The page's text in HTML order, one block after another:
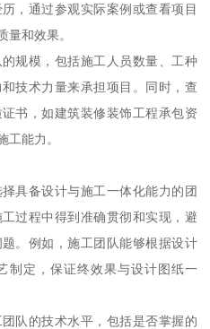
，通过参观实际案例或查看项目
量和效果。
规模，包括施工人员数量、工种
技术力量来承担项目。同时，查
书，如建筑装修装饰工程承包资
工能力。
具备设计与施工一体化能力的团
过程中得到准确贯彻和实现，避
。例如，施工团队能够根据设计
制定，保证终效果与设计图纸一
队的技术水平，包括是否掌握的